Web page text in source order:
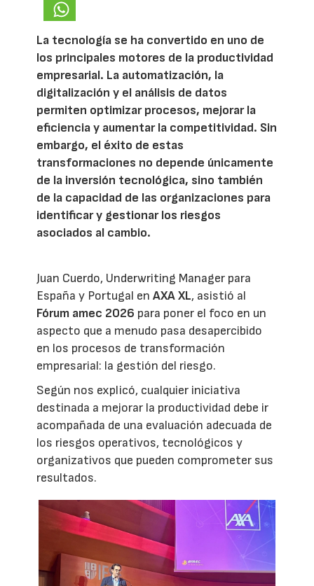
La tecnología se ha convertido en uno de
los principales motores de la productividad
empresarial. La automatización, la
digitalización y el análisis de datos
permiten optimizar procesos, mejorar la
eficiencia y aumentar la competitividad. Sin
embargo, el éxito de estas
transformaciones no depende únicamente
de la inversión tecnológica, sino también
de la capacidad de las organizaciones para
identificar y gestionar los riesgos
asociados al cambio.
Juan Cuerdo, Underwriting Manager para
España y Portugal enAXA XL, asistió al
Fórum amec 2026 para poner el foco en un
aspecto que a menudo pasa desapercibido
en los procesos de transformación
empresarial: la gestión del riesgo.
Según nos explicó, cualquier iniciativa
destinada a mejorar la productividad debe ir
acompañada de una evaluación adecuada de
los riesgos operativos, tecnológicos y
organizativos que pueden comprometer sus
resultados.